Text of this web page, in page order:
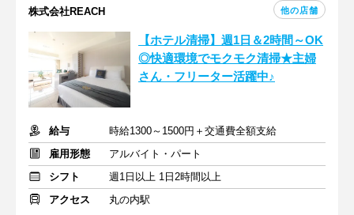
株式会社REACH 他の店舗
【ホテル清掃】週1日＆2時間～OK
◎快適環境でモクモク清掃★主婦
さん・フリーター活躍中♪
給与
時給1300～1500円＋交通費全額支給
雇用形態
アルバイト・パート
シフト
週1日以上 1日2時間以上
アクセス
丸の内駅